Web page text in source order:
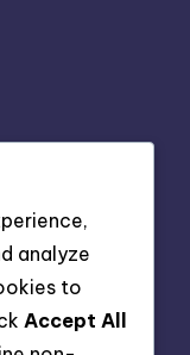
Αξία,
στον
analyze
to
Accept All